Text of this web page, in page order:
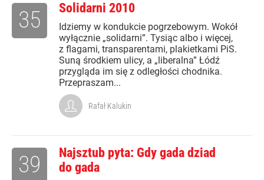
Solidarni 2010
Idziemy w kondukcie pogrzebowym. Wokół
wyłącznie „solidarni”. Tysiąc albo i więcej,
z flagami, transparentami, plakietkami PiS.
Suną środkiem ulicy, a „liberalna” Łódź
przygląda im się z odległości chodnika.
Przepraszam...
35
Rafał Kalukin
Najsztub pyta: Gdy gada dziad
do gada
39